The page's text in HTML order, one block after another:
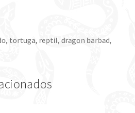
tortuga, reptil, dragon barbad,